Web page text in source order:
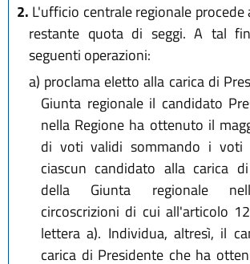
2. L'ufficio centrale regionale
restante quota di seggi. A tal
seguenti operazioni:
a) proclama eletto alla carica di
Giunta regionale il candidato
nella Regione ha ottenuto il
di voti validi sommando i voti
ciascun candidato alla carica
della Giunta regionale
circoscrizioni di cui all'articolo
lettera a). Individua, altresì, il
carica di Presidente che ha